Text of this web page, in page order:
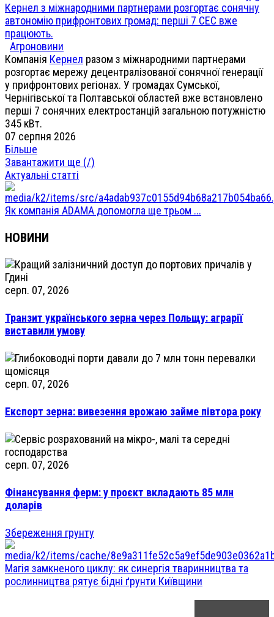
Кернел з міжнародними партнерами розгортає сонячну
автономію прифронтових громад: перші 7 СЕС вже
працюють.
Агроновини
Компанія Кернел разом з міжнародними партнерами
розгортає мережу децентралізованої сонячної генерації
у прифронтових регіонах. У громадах Сумської,
Чернігівської та Полтавської областей вже встановлено
перші 7 сонячних електростанцій загальною потужністю
345 кВт.
07 серпня 2026
Більше
Завантажити ще (/)
Актуальні статті
Як компанія ADAMA допомогла ще трьом ...
НОВИНИ
серп. 07, 2026
Транзит українського зерна через Польщу: аграрії
виставили умову
серп. 07, 2026
Експорт зерна: вивезення врожаю займе півтора року
серп. 07, 2026
Фінансування ферм: у проєкт вкладають 85 млн
доларів
Збереження грунту
Магія замкненого циклу: як синергія тваринництва та
рослинництва рятує бідні ґрунти Київщини